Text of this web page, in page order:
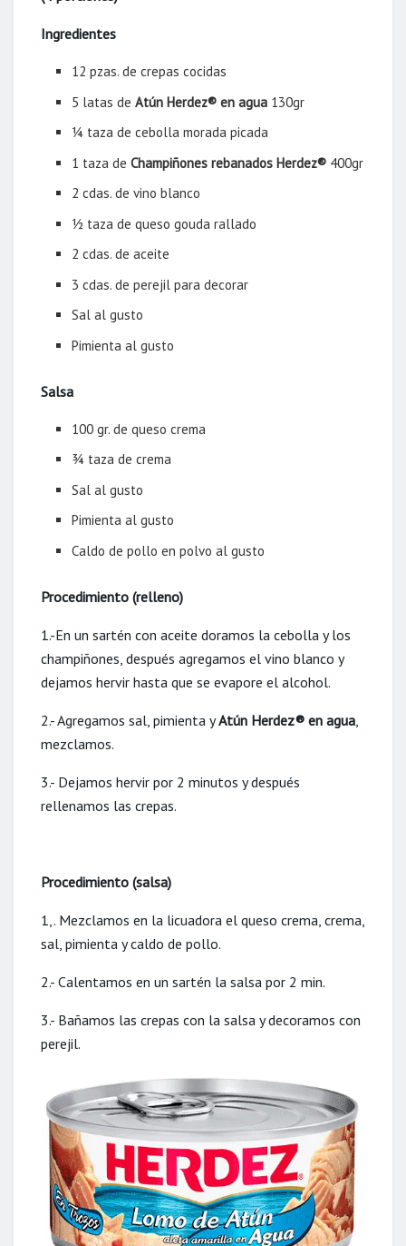
Ingredientes
12 pzas. de crepas cocidas
5 latas deAtún Herdez® en agua 130gr
¼ taza de cebolla morada picada
1 taza deChampiñones rebanados Herdez® 400gr
2 cdas. de vino blanco
½ taza de queso gouda rallado
2 cdas. de aceite
3 cdas. de perejil para decorar
Sal al gusto
Pimienta al gusto
Salsa
100 gr. de queso crema
¾ taza de crema
Sal al gusto
Pimienta al gusto
Caldo de pollo en polvo al gusto
Procedimiento (relleno)
1.-En un sartén con aceite doramos la cebolla y los
champiñones, después agregamos el vino blanco y
dejamos hervir hasta que se evapore el alcohol.
2.- Agregamos sal, pimienta yAtún Herdez® en agua
mezclamos.
3.- Dejamos hervir por 2 minutos y después
rellenamos las crepas.
Procedimiento (salsa)
1,. Mezclamos en la licuadora el queso crema, crema,
sal, pimienta y caldo de pollo.
2.- Calentamos en un sartén la salsa por 2 min.
3.- Bañamos las crepas con la salsa y decoramos con
perejil.